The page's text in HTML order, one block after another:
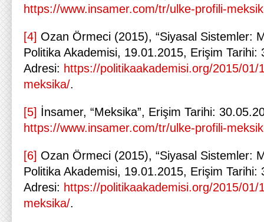
https://www.insamer.com/tr/ulke-profili-
[4] Ozan Örmeci (2015), “Siyasal Sistemler:
Politika Akademisi, 19.01.2015, Erişim Tarihi:
Adresi: https://politikaakademisi.org/2015/01/
meksika/.
[5] İnsamer, “Meksika”, Erişim Tarihi:
https://www.insamer.com/tr/ulke-profili-
[6] Ozan Örmeci (2015), “Siyasal Sistemler:
Politika Akademisi, 19.01.2015, Erişim Tarihi:
Adresi: https://politikaakademisi.org/2015/01/
meksika/.